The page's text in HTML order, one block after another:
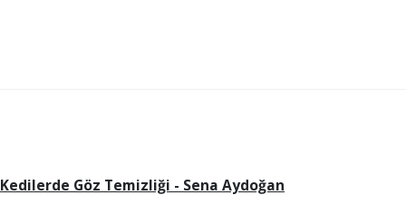
Kedilerde Göz Temizliği - Sena Aydoğan